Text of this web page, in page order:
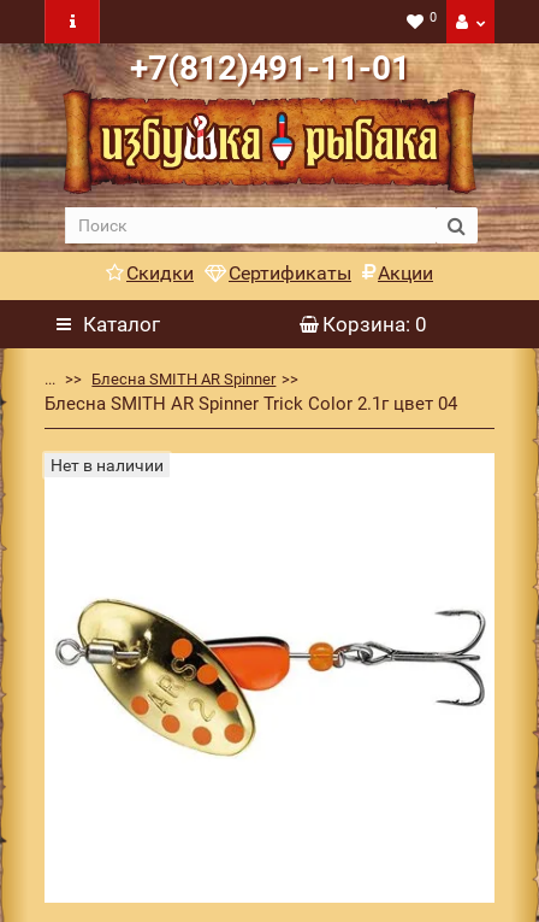
0
+7(812)491-11-01
Скидки Сертификаты Акции
Каталог Корзина: 0
... Блесна SMITH AR Spinner
Блесна SMITH AR Spinner Trick Color 2.1г цвет 04
Нет в наличии